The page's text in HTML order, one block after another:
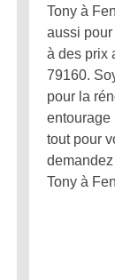
Tony à
aussi
à des prix
79160.
pour la
entourage
tout pour
Tony à